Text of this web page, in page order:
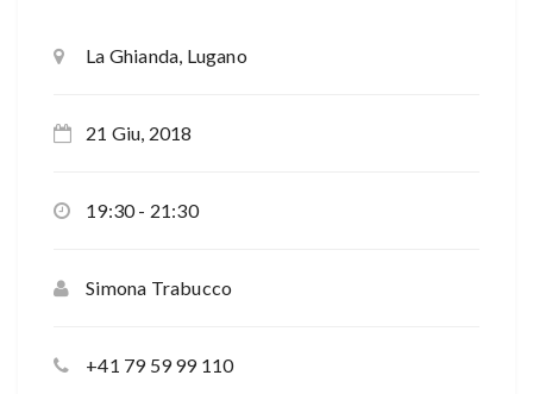
La Ghianda, Lugano
21 Giu, 2018
19:30 - 21:30
Simona Trabucco
+41 79 59 99 110